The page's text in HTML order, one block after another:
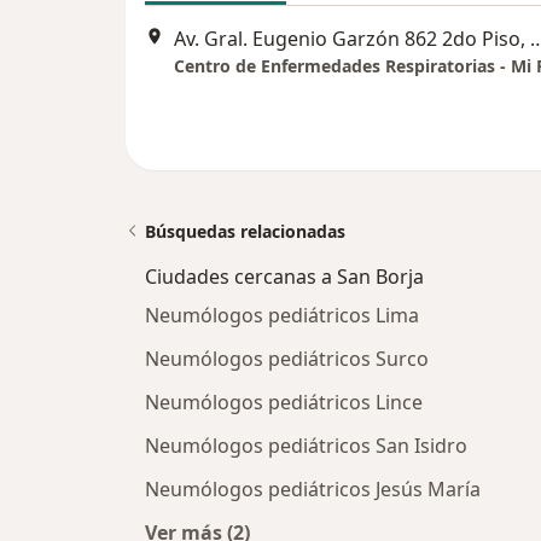
Av. Gral. Eugenio
Búsquedas relacionadas
Ciudades cercanas a San Borja
Neumólogos pediátricos Lima
Neumólogos pediátricos Surco
Neumólogos pediátricos Lince
Neumólogos pediátricos San Isidro
Neumólogos pediátricos Jesús María
Ver más (2)